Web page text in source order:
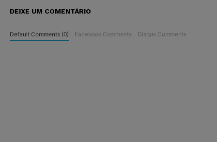
DEIXE UM COMENTÁRIO
Default Comments (0) Facebook Comments Disqus Comments